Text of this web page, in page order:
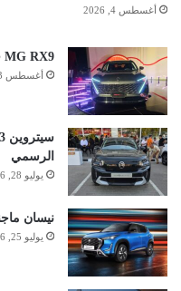
أغسطس 4, 2026
MG RX9 في مصر.. الكتالوج الرسمي
أغسطس 3, 2026
الرسمي
يوليو 28, 2026
نيسان ماجنيت 2027.. الكتالوج
يوليو 25, 2026